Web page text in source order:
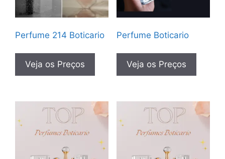
Perfume 214 Boticario
Veja os Preços
Perfume Boticario
Veja os Preços